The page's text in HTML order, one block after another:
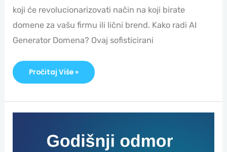
koji će revolucionarizovati način na koji birate
domene za vašu firmu ili lični brend. Kako radi AI
Generator Domena? Ovaj sofisticirani
Pročitaj Više »
Godišnji